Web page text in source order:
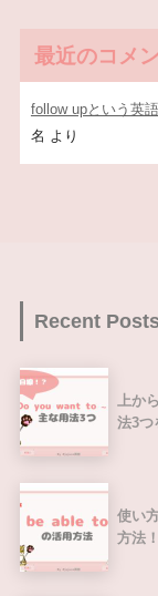
最近のコメ
follow upという英
名 より
Recent
上か
法3つ
使い
方法！